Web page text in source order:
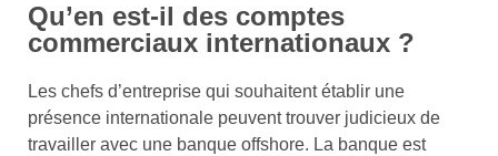
Qu’en est-il des comptes
commerciaux internationaux ?
Les chefs d’entreprise qui souhaitent établir une
présence internationale peuvent trouver judicieux de
travailler avec une banque offshore. La banque est